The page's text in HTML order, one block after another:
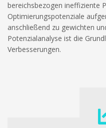
bereichsbezogen ineffiziente
Optimierungspotenziale
anschließend zu gewichten
Potenzialanalyse ist die
Verbesserungen.